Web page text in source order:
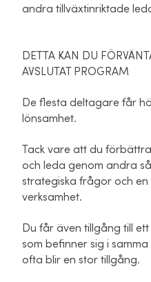
andra tillväxtinriktade
DETTA KAN DU
AVSLUTAT PROGRAM
De flesta deltagare får
lönsamhet.
Tack vare att du
och leda genom andra
strategiska frågor och
verksamhet.
Du får även tillgång till
som befinner sig i
ofta blir en stor tillgång.